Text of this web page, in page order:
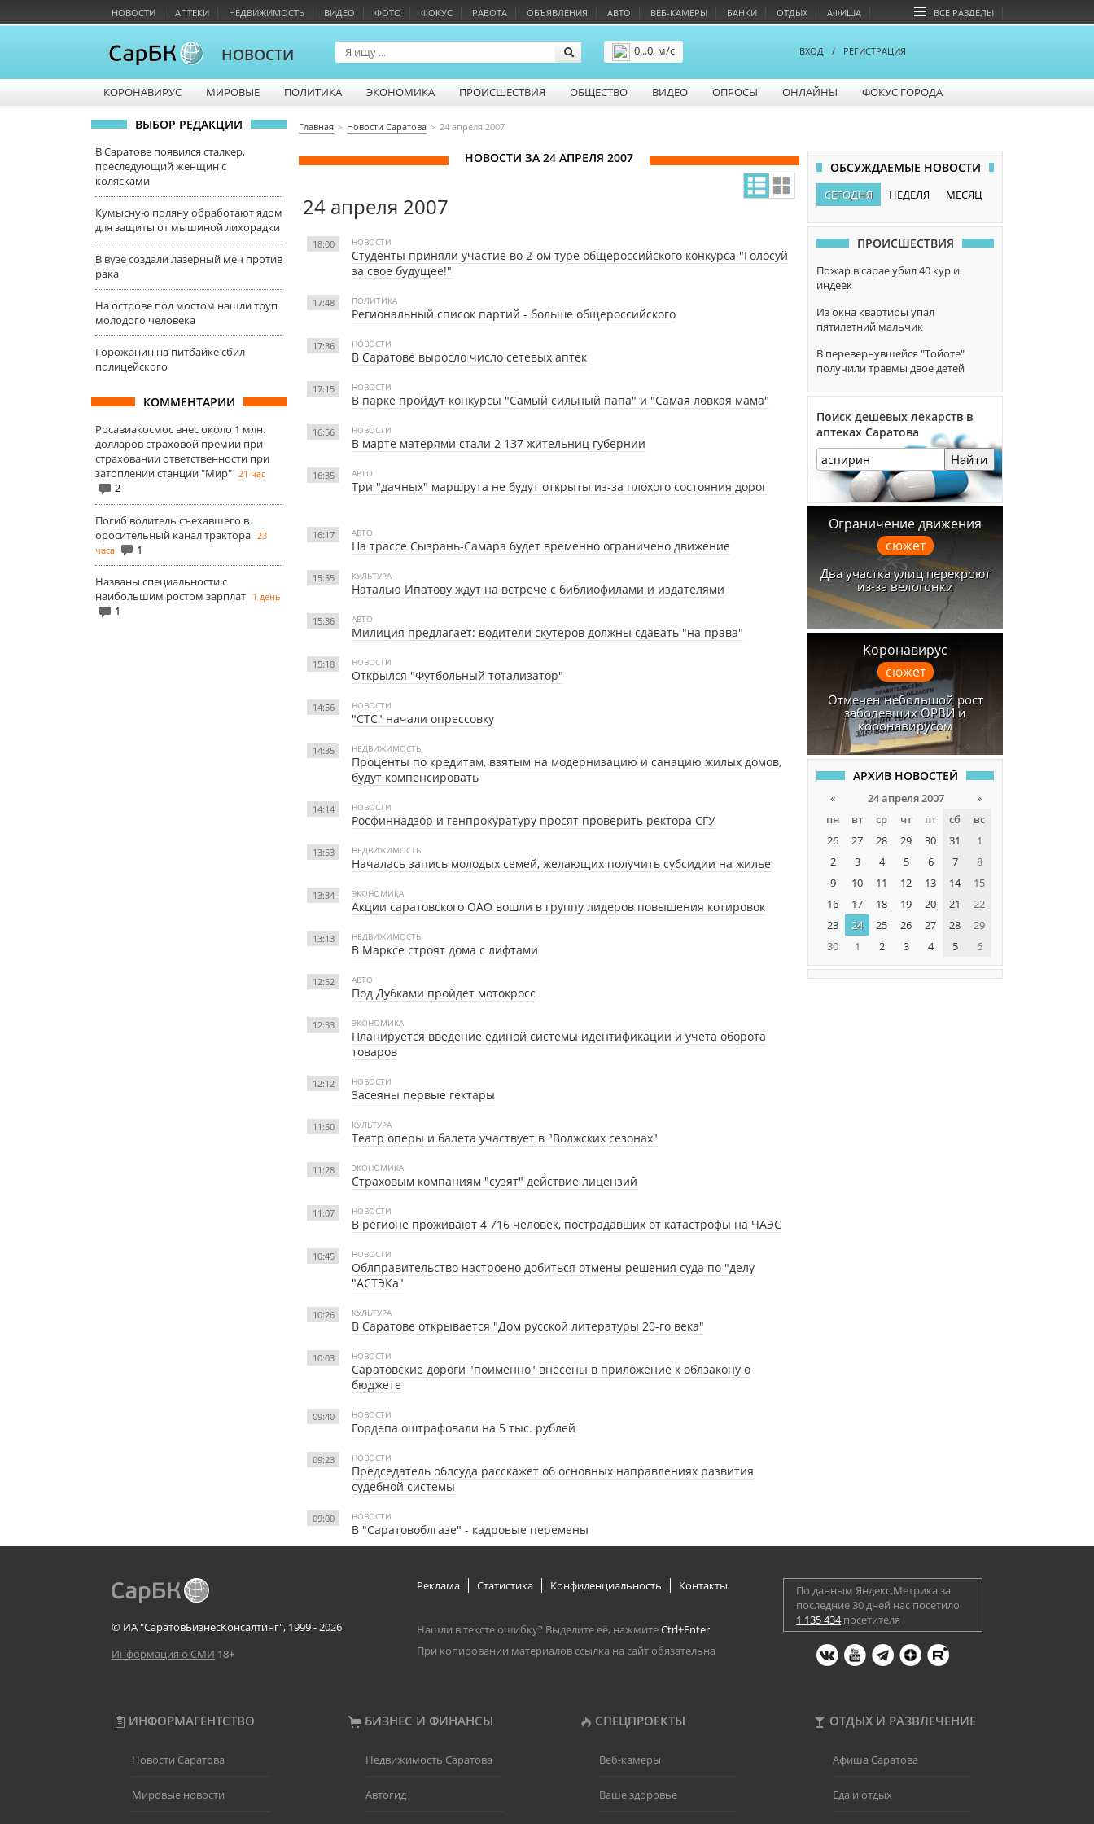
НОВОСТИ АПТЕКИ НЕДВИЖИМОСТЬ ВИДЕО ФОТО ФОКУС РАБОТА ОБЪЯВЛЕНИЯ АВТО ВЕБ-КАМЕРЫ БАНКИ ОТДЫХ АФИША ВСЕ РАЗДЕЛЫ
НОВОСТИ
0...0, м/с
ВХОД / РЕГИСТРАЦИЯ
КОРОНАВИРУС МИРОВЫЕ ПОЛИТИКА ЭКОНОМИКА ПРОИСШЕСТВИЯ ОБЩЕСТВО ВИДЕО ОПРОСЫ ОНЛАЙНЫ ФОКУС ГОРОДА
ВЫБОР РЕДАКЦИИ
В Саратове появился сталкер,
преследующий женщин с
колясками
Кумысную поляну обработают ядом
для защиты от мышиной лихорадки
В вузе создали лазерный меч против
рака
На острове под мостом нашли труп
молодого человека
Горожанин на питбайке сбил
полицейского
КОММЕНТАРИИ
Росавиакосмос внес около 1 млн.
долларов страховой премии при
страховании ответственности при
затоплении станции "Мир" 21 час
2
Погиб водитель съехавшего в
оросительный канал трактора 23
часа
1
Названы специальности с
наибольшим ростом зарплат 1 день
1
Главная Новости Саратова 24 апреля 2007
НОВОСТИ ЗА 24 АПРЕЛЯ 2007
24 апреля 2007
18:00 НОВОСТИ
Студенты приняли участие во 2-ом туре общероссийского конкурса "Голосуй
за свое будущее!"
17:48 ПОЛИТИКА
Региональный список партий - больше общероссийского
17:36 НОВОСТИ
В Саратове выросло число сетевых аптек
17:15 НОВОСТИ
В парке пройдут конкурсы "Самый сильный папа" и "Самая ловкая мама"
16:56 НОВОСТИ
В марте матерями стали 2 137 жительниц губернии
16:35 АВТО
Три "дачных" маршрута не будут открыты из-за плохого состояния дорог
16:17 АВТО
На трассе Сызрань-Самара будет временно ограничено движение
15:55 КУЛЬТУРА
Наталью Ипатову ждут на встрече с библиофилами и издателями
15:36 АВТО
Милиция предлагает: водители скутеров должны сдавать "на права"
15:18 НОВОСТИ
Открылся "Футбольный тотализатор"
14:56 НОВОСТИ
"СТС" начали опрессовку
14:35 НЕДВИЖИМОСТЬ
Проценты по кредитам, взятым на модернизацию и санацию жилых домов,
будут компенсировать
14:14 НОВОСТИ
Росфиннадзор и генпрокуратуру просят проверить ректора СГУ
13:53 НЕДВИЖИМОСТЬ
Началась запись молодых семей, желающих получить субсидии на жилье
13:34 ЭКОНОМИКА
Акции саратовского ОАО вошли в группу лидеров повышения котировок
13:13 НЕДВИЖИМОСТЬ
В Марксе строят дома с лифтами
12:52 АВТО
Под Дубками пройдет мотокросс
12:33 ЭКОНОМИКА
Планируется введение единой системы идентификации и учета оборота
товаров
12:12 НОВОСТИ
Засеяны первые гектары
11:50 КУЛЬТУРА
Театр оперы и балета участвует в "Волжских сезонах"
11:28 ЭКОНОМИКА
Страховым компаниям "сузят" действие лицензий
11:07 НОВОСТИ
В регионе проживают 4 716 человек, пострадавших от катастрофы на ЧАЭС
10:45 НОВОСТИ
Облправительство настроено добиться отмены решения суда по "делу
"АСТЭКа"
10:26 КУЛЬТУРА
В Саратове открывается "Дом русской литературы 20-го века"
10:03 НОВОСТИ
Саратовские дороги "поименно" внесены в приложение к облзакону о
бюджете
09:40 НОВОСТИ
Гордепа оштрафовали на 5 тыс. рублей
09:23 НОВОСТИ
Председатель облсуда расскажет об основных направлениях развития
судебной системы
09:00 НОВОСТИ
В "Саратовоблгазе" - кадровые перемены
ОБСУЖДАЕМЫЕ НОВОСТИ
СЕГОДНЯ НЕДЕЛЯ МЕСЯЦ
ПРОИСШЕСТВИЯ
Пожар в сарае убил 40 кур и
индеек
Из окна квартиры упал
пятилетний мальчик
В перевернувшейся "Тойоте"
получили травмы двое детей
Поиск дешевых лекарств в
аптеках Саратова
Найти
Ограничение движения
сюжет
Два участка улиц перекроют
из-за велогонки
Коронавирус
сюжет
Отмечен небольшой рост
заболевших ОРВИ и
коронавирусом
АРХИВ НОВОСТЕЙ
« 24 апреля 2007
»
пн
вт ср чт пт сб
вс
26
27 28 29 30 31
1
2
3 4 5 6 7
8
9
10 11 12 13 14
15
16
17 18 19 20 21
22
23
24 25 26 27 28
29
30
1 2 3 4 5 6
© ИА "СаратовБизнесКонсалтинг", 1999 - 2026
Информация о СМИ 18+
Реклама Статистика Конфиденциальность Контакты
Нашли в тексте ошибку? Выделите её, нажмитеCtrl+Enter
При копировании материалов ссылка на сайт обязательна
По данным Яндекс.Метрика за
последние 30 дней нас посетило
1 135 434посетителя
ИНФОРМАГЕНТСТВО БИЗНЕС И ФИНАНСЫ СПЕЦПРОЕКТЫ ОТДЫХ И РАЗВЛЕЧЕНИЕ
Новости Саратова
Мировые новости
Недвижимость Саратова
Автогид
Веб-камеры
Ваше здоровье
Афиша Саратова
Еда и отдых